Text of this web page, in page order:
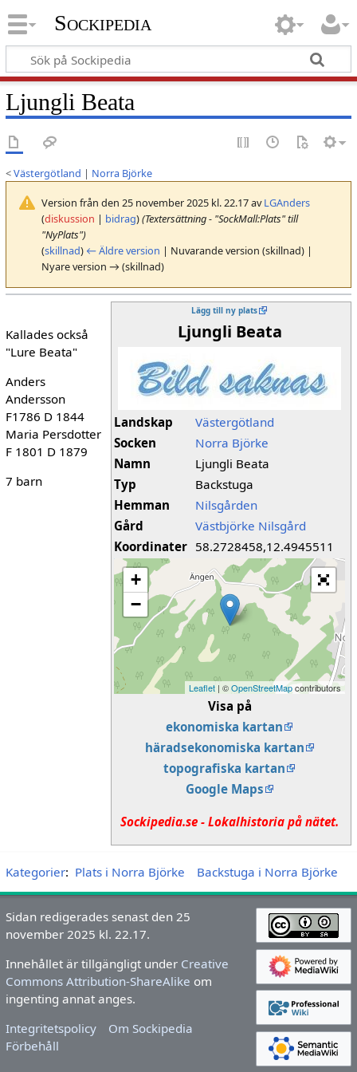
Sockipedia
Ljungli Beata
<Västergötland | Norra Björke
Version från den 25 november 2025 kl. 22.17 avLGAnders
(diskussion | bidrag)(Textersättning - "SockMall:Plats" till
"NyPlats")
(skillnad) ← Äldre version | Nuvarande version (skillnad) |
Nyare version → (skillnad)
Lägg till ny plats
Ljungli Beata
Landskap
Västergötland
Socken
Norra Björke
Namn
Ljungli Beata
Typ
Backstuga
Hemman
Nilsgården
Gård
Västbjörke Nilsgård
Koordinater 58.2728458,12.4945511
+
−
Leaflet | ©OpenStreetMapcontributors
Visa på
ekonomiska kartan
häradsekonomiska kartan
topografiska kartan
Google Maps
Sockipedia.se - Lokalhistoria på nätet.
Kallades också
"Lure Beata"
Anders
Andersson
F1786 D 1844
Maria Persdotter
F 1801 D 1879
7 barn
Kategorier: Plats i Norra Björke Backstuga i Norra Björke
Sidan redigerades senast den 25
november 2025 kl. 22.17.
Innehållet är tillgängligt under Creative
Commons Attribution-ShareAlike om
ingenting annat anges.
Integritetspolicy
Om Sockipedia
Förbehåll